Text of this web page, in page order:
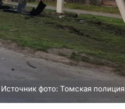
Источник фото: Томская полиция